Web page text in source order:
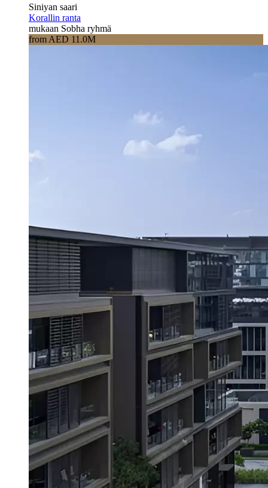
Siniyan saari
Korallin ranta
mukaan Sobha ryhmä
from AED 11.0M